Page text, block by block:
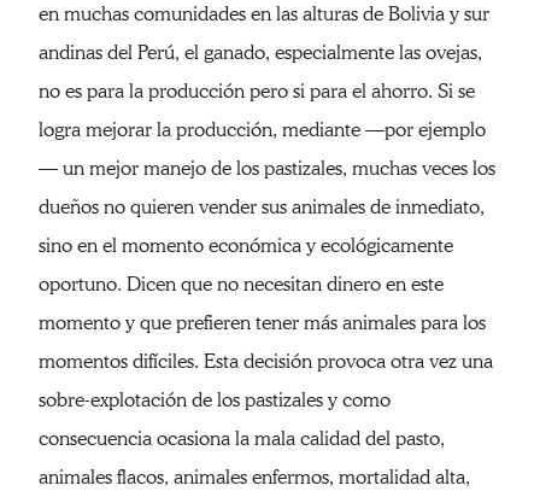
en muchas comunidades en las alturas de Bolivia y sur
andinas del Perú, el ganado, especialmente las ovejas,
no es para la producción pero si para el ahorro. Si se
logra mejorar la producción, mediante —por ejemplo
— un mejor manejo de los pastizales, muchas veces los
dueños no quieren vender sus animales de inmediato,
sino en el momento económica y ecológicamente
oportuno. Dicen que no necesitan dinero en este
momento y que prefieren tener más animales para los
momentos difíciles. Esta decisión provoca otra vez una
sobre-explotación de los pastizales y como
consecuencia ocasiona la mala calidad del pasto,
animales flacos, animales enfermos, mortalidad alta,